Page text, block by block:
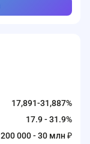
17,891-31,887%
17.9 - 31.9%
200 000 - 30 млн ₽